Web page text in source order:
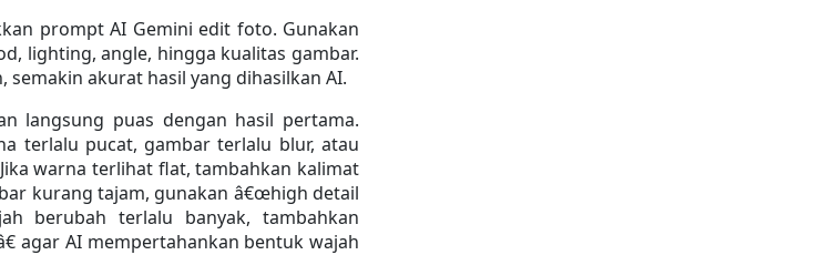
prompt AI Gemini edit foto. Gunakan
lighting, angle, hingga kualitas gambar.
akurat hasil yang dihasilkan AI.
langsung puas dengan hasil pertama.
terlalu pucat, gambar terlalu blur, atau
warna terlihat flat, tambahkan kalimat
kurang tajam, gunakan â€œhigh detail
berubah terlalu banyak, tambahkan
agar AI mempertahankan bentuk wajah